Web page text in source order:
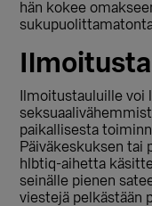
hän kokee
Ilmoitustauluille voi
paikallisesta
Päiväkeskuksen tai
hlbtiq-aihetta
seinälle pienen
viestejä pelkästään